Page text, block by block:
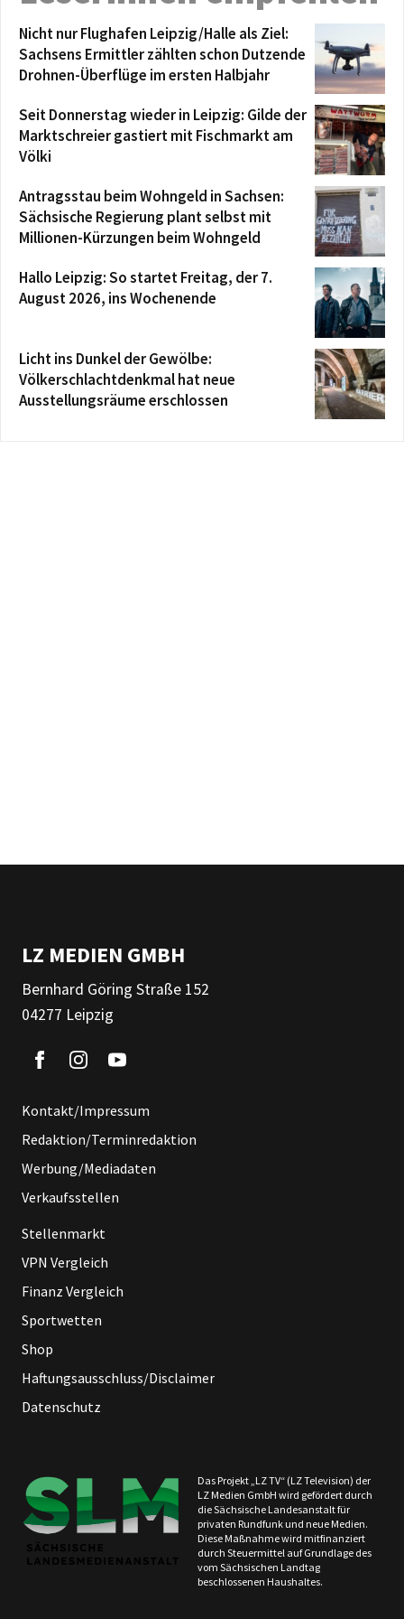
Nicht nur Flughafen Leipzig/Halle als Ziel:
Sachsens Ermittler zählten schon Dutzende
Drohnen-Überflüge im ersten Halbjahr
Seit Donnerstag wieder in Leipzig: Gilde der
Marktschreier gastiert mit Fischmarkt am
Völki
Antragsstau beim Wohngeld in Sachsen:
Sächsische Regierung plant selbst mit
Millionen-Kürzungen beim Wohngeld
Hallo Leipzig: So startet Freitag, der 7.
August 2026, ins Wochenende
Licht ins Dunkel der Gewölbe:
Völkerschlachtdenkmal hat neue
Ausstellungsräume erschlossen
LZ MEDIEN GMBH
Bernhard Göring Straße 152
04277 Leipzig
Kontakt/Impressum
Redaktion/Terminredaktion
Werbung/Mediadaten
Verkaufsstellen
Stellenmarkt
VPN Vergleich
Finanz Vergleich
Sportwetten
Shop
Haftungsausschluss/Disclaimer
Datenschutz
Das Projekt „LZ TV“ (LZ Television) der
LZ Medien GmbH wird gefördert durch
die Sächsische Landesanstalt für
privaten Rundfunk und neue Medien.
Diese Maßnahme wird mitfinanziert
durch Steuermittel auf Grundlage des
vom Sächsischen Landtag
beschlossenen Haushaltes.